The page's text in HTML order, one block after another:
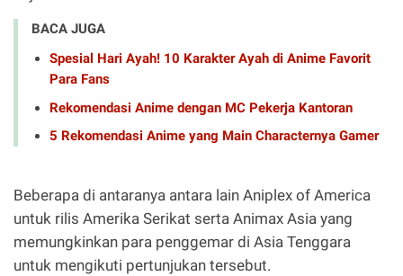
BACA JUGA
Spesial Hari Ayah! 10 Karakter Ayah di Anime Favorit
Para Fans
Rekomendasi Anime dengan MC Pekerja Kantoran
5 Rekomendasi Anime yang Main Characternya Gamer
Beberapa di antaranya antara lain Aniplex of America
untuk rilis Amerika Serikat serta Animax Asia yang
memungkinkan para penggemar di Asia Tenggara
untuk mengikuti pertunjukan tersebut.